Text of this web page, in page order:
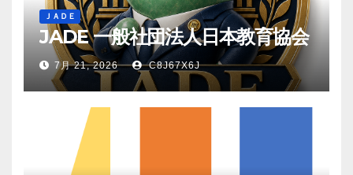
ＪＡＤＥ
JADE 一般社団法人日本教育協会
7月 21, 2026 C8J67X6J